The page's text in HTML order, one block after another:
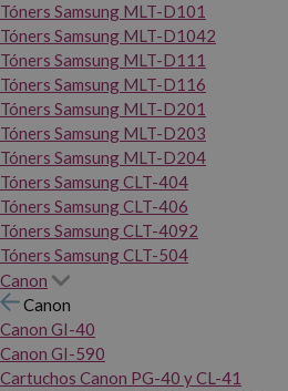
Tóners Samsung MLT-D101
Tóners Samsung MLT-D1042
Tóners Samsung MLT-D111
Tóners Samsung MLT-D116
Tóners Samsung MLT-D201
Tóners Samsung MLT-D203
Tóners Samsung MLT-D204
Tóners Samsung CLT-404
Tóners Samsung CLT-406
Tóners Samsung CLT-4092
Tóners Samsung CLT-504
Canon
Canon
Canon GI-40
Canon GI-590
Cartuchos Canon PG-40 y CL-41